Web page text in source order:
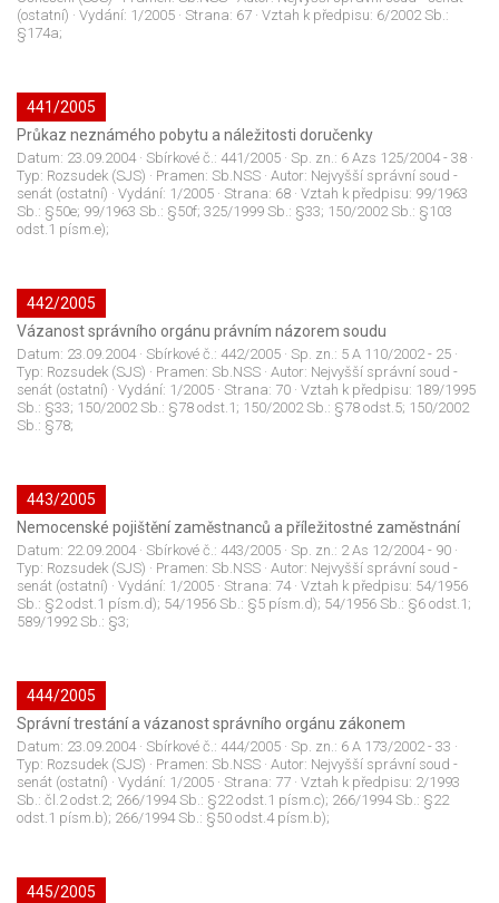
(ostatní) · Vydání: 1/2005 · Strana: 67 · Vztah k předpisu: 6/2002 Sb.:
§174a;
441/2005
Průkaz neznámého pobytu a náležitosti doručenky
Datum: 23.09.2004· Sbírkové č.: 441/2005 · Sp. zn.: 6 Azs 125/2004 - 38 ·
Typ: Rozsudek (SJS) · Pramen: Sb.NSS · Autor: Nejvyšší správní soud -
senát (ostatní) · Vydání: 1/2005 · Strana: 68 · Vztah k předpisu: 99/1963
Sb.: §50e; 99/1963 Sb.: §50f; 325/1999 Sb.: §33; 150/2002 Sb.: §103
odst.1 písm.e);
442/2005
Vázanost správního orgánu právním názorem soudu
Datum: 23.09.2004· Sbírkové č.: 442/2005 · Sp. zn.: 5 A 110/2002 - 25 ·
Typ: Rozsudek (SJS) · Pramen: Sb.NSS · Autor: Nejvyšší správní soud -
senát (ostatní) · Vydání: 1/2005 · Strana: 70 · Vztah k předpisu: 189/1995
Sb.: §33; 150/2002 Sb.: §78 odst.1; 150/2002 Sb.: §78 odst.5; 150/2002
Sb.: §78;
443/2005
Nemocenské pojištění zaměstnanců a příležitostné zaměstnání
Datum: 22.09.2004· Sbírkové č.: 443/2005 · Sp. zn.: 2 As 12/2004 - 90 ·
Typ: Rozsudek (SJS) · Pramen: Sb.NSS · Autor: Nejvyšší správní soud -
senát (ostatní) · Vydání: 1/2005 · Strana: 74· Vztah k předpisu: 54/1956
Sb.: §2 odst.1 písm.d); 54/1956 Sb.: §5 písm.d); 54/1956 Sb.: §6 odst.1;
589/1992 Sb.: §3;
444/2005
Správní trestání a vázanost správního orgánu zákonem
Datum: 23.09.2004· Sbírkové č.: 444/2005 · Sp. zn.: 6 A 173/2002 - 33 ·
Typ: Rozsudek (SJS) · Pramen: Sb.NSS · Autor: Nejvyšší správní soud -
senát (ostatní) · Vydání: 1/2005 · Strana: 77 · Vztah k předpisu: 2/1993
Sb.: čl.2 odst.2; 266/1994 Sb.: §22 odst.1 písm.c); 266/1994 Sb.: §22
odst.1 písm.b); 266/1994 Sb.: §50 odst.4 písm.b);
445/2005